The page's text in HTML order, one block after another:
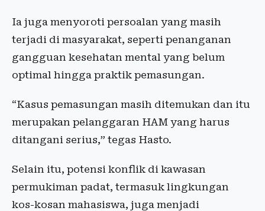
Ia juga menyoroti persoalan yang masih
terjadi di masyarakat, seperti penanganan
gangguan kesehatan mental yang belum
optimal hingga praktik pemasungan.
“Kasus pemasungan masih ditemukan dan itu
merupakan pelanggaran HAM yang harus
ditangani serius,” tegas Hasto.
Selain itu, potensi konflik di kawasan
permukiman padat, termasuk lingkungan
kos-kosan mahasiswa, juga menjadi